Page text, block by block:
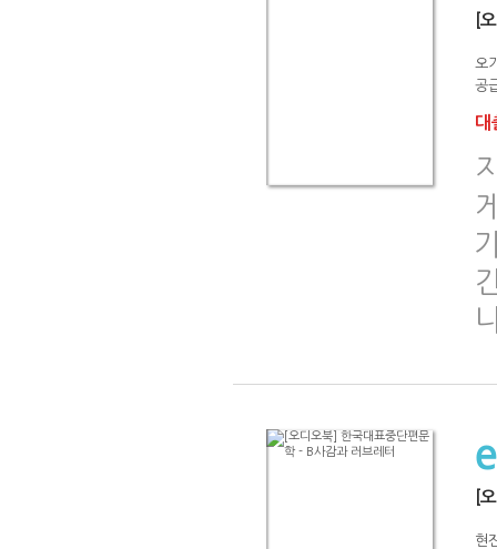
[
오
공
대
[
현